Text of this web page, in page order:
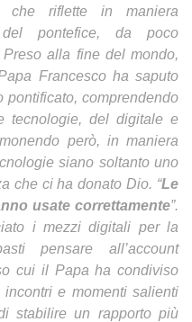
riflette in maniera
pontefice, da poco
alla fine del mondo,
Francesco ha saputo
comprendendo
tecnologie, del digitale e
però, in maniera
siano soltanto uno
che ci ha donato Dio. “Le
usate correttamente”.
i mezzi digitali per la
pensare all’account
cui il Papa ha condiviso
e momenti salienti
stabilire un rapporto più